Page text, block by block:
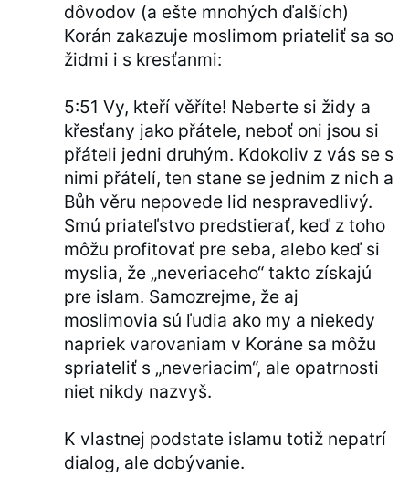
dôvodov (a ešte mnohých ďalších)
Korán zakazuje moslimom priateliť sa so
židmi i s kresťanmi:
5:51 Vy, kteří věříte! Neberte si židy a
křesťany jako přátele, neboť oni jsou si
přáteli jedni druhým. Kdokoliv z vás se s
nimi přátelí, ten stane se jedním z nich a
Bůh věru nepovede lid nespravedlivý.
Smú priateľstvo predstierať, keď z toho
môžu profitovať pre seba, alebo keď si
myslia, že „neveriaceho“ takto získajú
pre islam. Samozrejme, že aj
moslimovia sú ľudia ako my a niekedy
napriek varovaniam v Koráne sa môžu
spriateliť s „neveriacim“, ale opatrnosti
niet nikdy nazvyš.
K vlastnej podstate islamu totiž nepatrí
dialog, ale dobývanie.